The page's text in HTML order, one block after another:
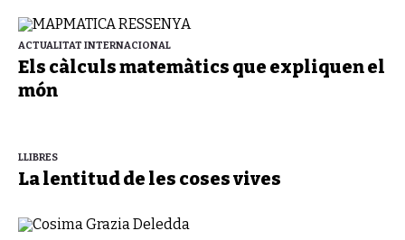
ACTUALITAT INTERNACIONAL
Els càlculs matemàtics que expliquen el
món
LLIBRES
La lentitud de les coses vives